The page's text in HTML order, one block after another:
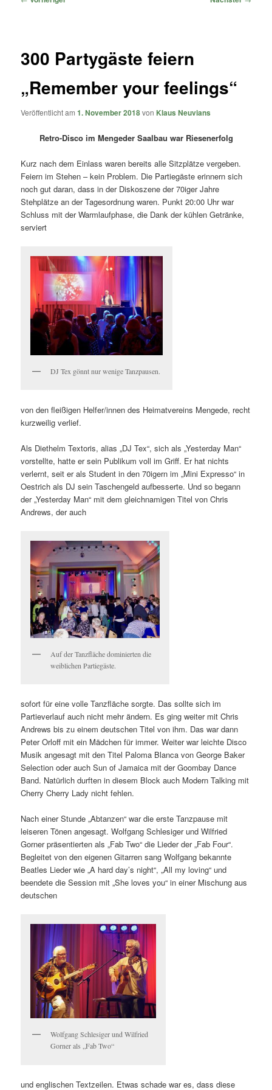
300 Partygäste feiern
„Remember your feelings“
Veröffentlicht am1. November 2018von Klaus Neuvians
Retro-Disco im Mengeder Saalbau war Riesenerfolg
Kurz nach dem Einlass waren bereits alle Sitzplätze vergeben.
Feiern im Stehen – kein Problem. Die Partiegäste erinnern sich
noch gut daran, dass in der Diskoszene der 70iger Jahre
Stehplätze an der Tagesordnung waren. Punkt 20:00 Uhr war
Schluss mit der Warmlaufphase, die Dank der kühlen Getränke,
serviert
DJ Tex gönnt nur wenige Tanzpausen.
von den fleißigen Helfer/innen des Heimatvereins Mengede, recht
kurzweilig verlief.
Als Diethelm Textoris, alias „DJ Tex“, sich als „Yesterday Man“
vorstellte, hatte er sein Publikum voll im Griff. Er hat nichts
verlernt, seit er als Student in den 70igern im „Mini Expresso“ in
Oestrich als DJ sein Taschengeld aufbesserte. Und so begann
der „Yesterday Man“ mit dem gleichnamigen Titel von Chris
Andrews, der auch
Auf der Tanzfläche dominierten die
weiblichen Partiegäste.
sofort für eine volle Tanzfläche sorgte. Das sollte sich im
Partieverlauf auch nicht mehr ändern. Es ging weiter mit Chris
Andrews bis zu einem deutschen Titel von ihm. Das war dann
Peter Orloff mit ein Mädchen für immer. Weiter war leichte Disco
Musik angesagt mit den Titel Paloma Blanca von George Baker
Selection oder auch Sun of Jamaica mit der Goombay Dance
Band. Natürlich durften in diesem Block auch Modern Talking mit
Cherry Cherry Lady nicht fehlen.
Nach einer Stunde „Abtanzen“ war die erste Tanzpause mit
leiseren Tönen angesagt. Wolfgang Schlesiger und Wilfried
Gorner präsentierten als „Fab Two“ die Lieder der „Fab Four“.
Begleitet von den eigenen Gitarren sang Wolfgang bekannte
Beatles Lieder wie „A hard day’s night“, „All my loving“ und
beendete die Session mit „She loves you“ in einer Mischung aus
deutschen
Wolfgang Schlesiger und Wilfried
Gorner als „Fab Two“
und englischen Textzeilen. Etwas schade war es, dass diese